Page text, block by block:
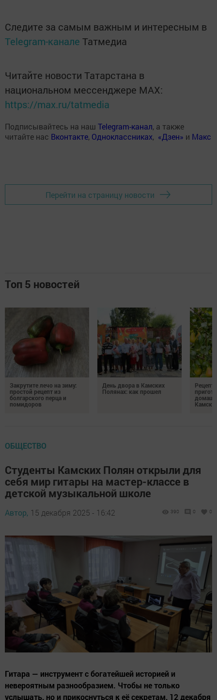
Следите за самым важным и интересным в
Telegram-канале Татмедиа
Читайте новости Татарстана в
национальном мессенджере MАХ:
https://max.ru/tatmedia
Подписывайтесь на наш Telegram-канал, а также
читайте нас Вконтакте, Одноклассниках, «Дзен» и Макс
Перейти на страницу новости
Топ 5 новостей
Закрутите лечо на зиму:
простой рецепт из
болгарского перца и
помидоров
День двора в Камских
Полянах: как прошел
ОБЩЕСТВО
Студенты Камских Полян открыли для
себя мир гитары на мастер-классе в
детской музыкальной школе
Автор, 15 декабря 2025 - 16:42 390 0 0
Гитара — инструмент с богатейшей историей и
невероятным разнообразием. Чтобы не только
услышать, но и прикоснуться к её секретам, 12 декабря